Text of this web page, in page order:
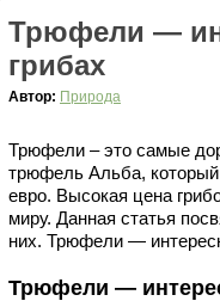
Трюфели —
грибах
Автор: Природа
Трюфели – это самые
трюфель Альба,
евро. Высокая цена
миру. Данная статья
них. Трюфели —
Трюфели —